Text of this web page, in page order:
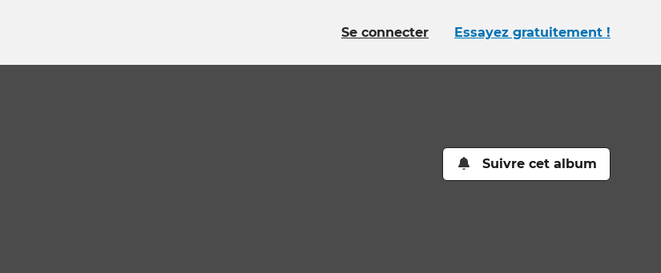
Se connecter Essayez gratuitement !
Suivre cet album